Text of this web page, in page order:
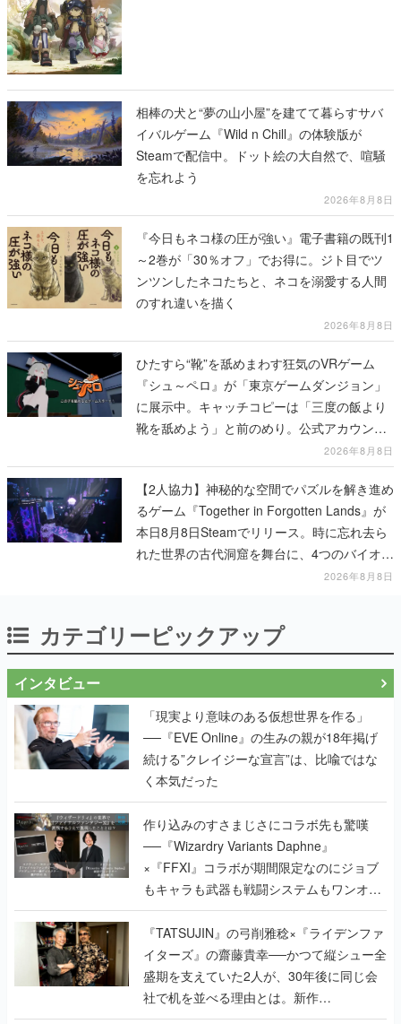
相棒の犬と“夢の山小屋”を建てて暮らすサバ
イバルゲーム『Wild n Chill』の体験版が
Steamで配信中。ドット絵の大自然で、喧騒
を忘れよう
2026年8月8日
『今日もネコ様の圧が強い』電子書籍の既刊1
～2巻が「30％オフ」でお得に。ジト目でツ
ンツンしたネコたちと、ネコを溺愛する人間
のすれ違いを描く
2026年8月8日
ひたすら“靴”を舐めまわす狂気のVRゲーム
『シュ～ペロ』が「東京ゲームダンジョン」
に展示中。キャッチコピーは「三度の飯より
靴を舐めよう」と前のめり。公式アカウント
も開設され、2026年リリースに向けて開発中
2026年8月8日
【2人協力】神秘的な空間でパズルを解き進め
るゲーム『Together in Forgotten Lands』が
本日8月8日Steamでリリース。時に忘れ去ら
れた世界の古代洞窟を舞台に、4つのバイオー
2026年8月8日
カテゴリーピックアップ
インタビュー
「現実より意味のある仮想世界を作る」
──『EVE Online』の生みの親が18年掲げ
続ける”クレイジーな宣言”は、比喩ではな
く本気だった
作り込みのすさまじさにコラボ先も驚嘆
──『Wizardry Variants Daphne』
×『FFXI』コラボが期間限定なのにジョブ
もキャラも武器も戦闘システムもワンオフ
で作り込まれた理由を両ディレクターに聞
く
『TATSUJIN』の弓削雅稔×『ライデンファ
イターズ』の齋藤貴幸──かつて縦シュー全
盛期を支えていた2人が、30年後に同じ会
社で机を並べる理由とは。新作
『TATSUJIN EXTREME』で初タッグを組